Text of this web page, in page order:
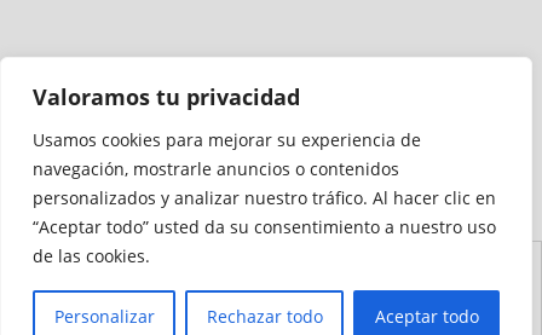
Valoramos tu privacidad
Usamos cookies para mejorar su experiencia de
navegación, mostrarle anuncios o contenidos
personalizados y analizar nuestro tráfico. Al hacer clic en
“Aceptar todo” usted da su consentimiento a nuestro uso
de las cookies.
Personalizar Rechazar todo Aceptar todo
Medio auditado por
Accesibilidad
Sitio
Cookies
Privacidad